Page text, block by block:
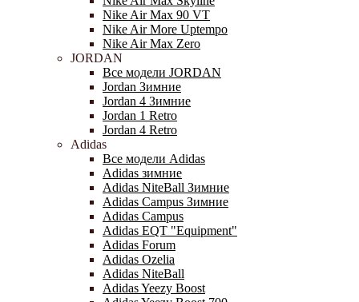
Nike Air Max 90 VT
Nike Air More Uptempo
Nike Air Max Zero
JORDAN
Все модели JORDAN
Jordan Зимние
Jordan 4 Зимние
Jordan 1 Retro
Jordan 4 Retro
Adidas
Все модели Adidas
Adidas зимние
Adidas NiteBall Зимние
Adidas Campus Зимние
Adidas Campus
Adidas EQT "Equipment"
Adidas Forum
Adidas Ozelia
Adidas NiteBall
Adidas Yeezy Boost